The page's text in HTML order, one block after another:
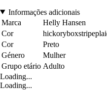
Informações adicionais
Marca
Helly Hansen
Cor
Cor
Preto
Género
Mulher
Grupo etário Adulto
Loading...
Loading...